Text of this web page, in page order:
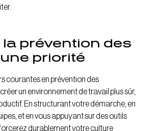
la prévention des
priorité
courantes en prévention des
un environnement de travail plus sûr,
En structurant votre démarche, en
et en vous appuyant sur des outils
durablement votre culture